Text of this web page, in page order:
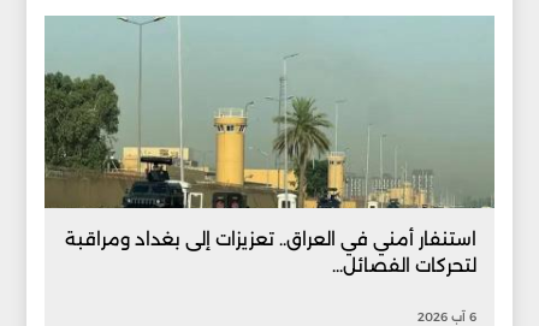
استنفار أمني في العراق.. تعزيزات إلى بغداد ومراقبة
لتحركات الفصائل...
6 آب 2026